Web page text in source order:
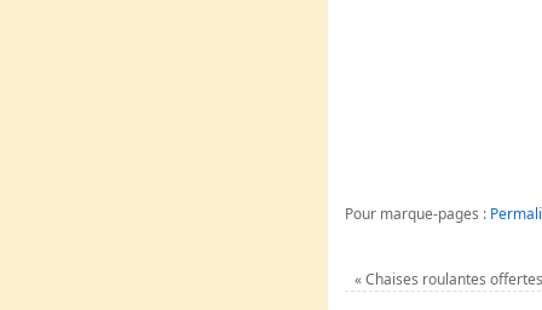
Pour marque-pages :
«Chaises roulantes